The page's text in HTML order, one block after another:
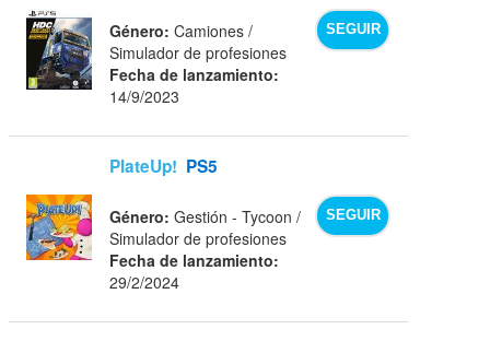
SEGUIR
Género: Camiones /
Simulador de profesiones
Fecha de lanzamiento:
14/9/2023
PlateUp! PS5
SEGUIR
Género: Gestión - Tycoon /
Simulador de profesiones
Fecha de lanzamiento:
29/2/2024